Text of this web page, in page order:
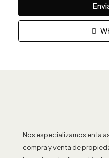
Nos especializamos en la
compra y venta de